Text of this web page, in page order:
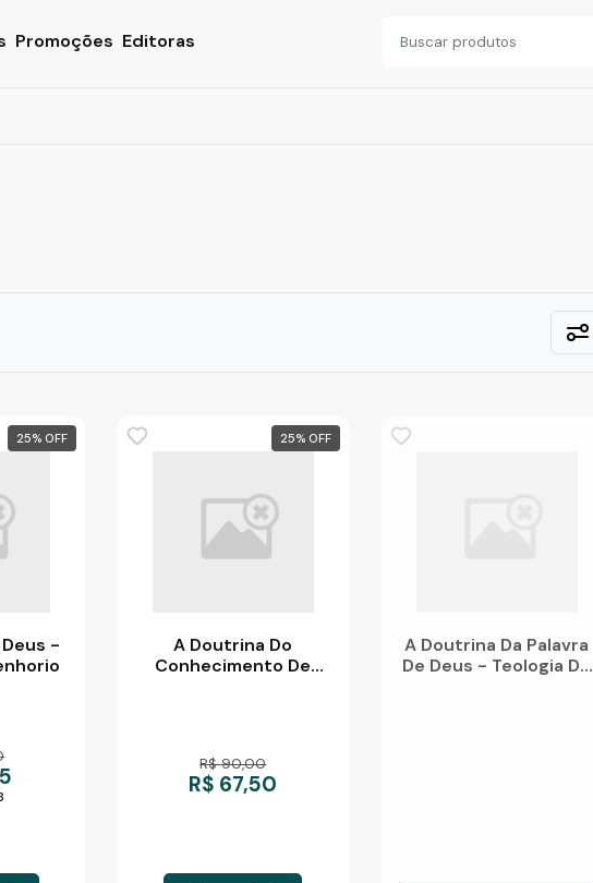
Promoções Editoras
25%
-
25%
A Doutrina Do
Conhecimento De
R$ 90,00
R$ 67,50
A Doutrina Da Palavra
De Deus - Teologia Do